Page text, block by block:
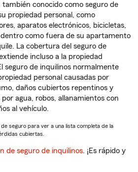
también conocido como seguro de
propiedad personal, como
aparatos electrónicos, bicicletas,
como fuera de su apartamento
La cobertura del seguro de
incluso a la propiedad
seguro de inquilinos normalmente
personal causadas por
daños cubiertos repentinos y
agua, robos, allanamientos con
al vehículo.
seguro para ver a una lista completa de la
cubiertas.
de seguro de inquilinos. ¡Es rápido y